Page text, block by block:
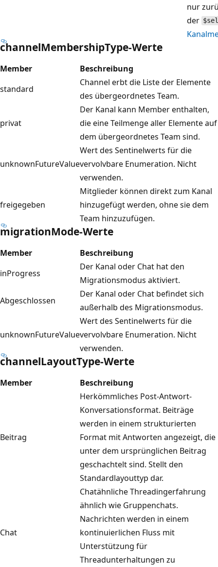
nur
der
channelMembershipType-Werte
Member
Beschreibung
standard
Channel erbt die Liste der Elemente
des übergeordnetes Team.
privat
Der Kanal kann Member enthalten,
die eine Teilmenge aller Elemente auf
dem übergeordnetes Team sind.
unknownFutureValue
Wert des Sentinelwerts für die
vervolvbare Enumeration. Nicht
verwenden.
freigegeben
Mitglieder können direkt zum Kanal
hinzugefügt werden, ohne sie dem
Team hinzuzufügen.
migrationMode-Werte
Member
Beschreibung
inProgress
Der Kanal oder Chat hat den
Migrationsmodus aktiviert.
Abgeschlossen
Der Kanal oder Chat befindet sich
außerhalb des Migrationsmodus.
unknownFutureValue
Wert des Sentinelwerts für die
vervolvbare Enumeration. Nicht
verwenden.
channelLayoutType-Werte
Member Beschreibung
Beitrag
Herkömmliches Post-Antwort-
Konversationsformat. Beiträge
werden in einem strukturierten
Format mit Antworten angezeigt, die
unter dem ursprünglichen Beitrag
geschachtelt sind. Stellt den
Standardlayouttyp dar.
Chat
Chatähnliche Threadingerfahrung
ähnlich wie Gruppenchats.
Nachrichten werden in einem
kontinuierlichen Fluss mit
Unterstützung für
Threadunterhaltungen zu